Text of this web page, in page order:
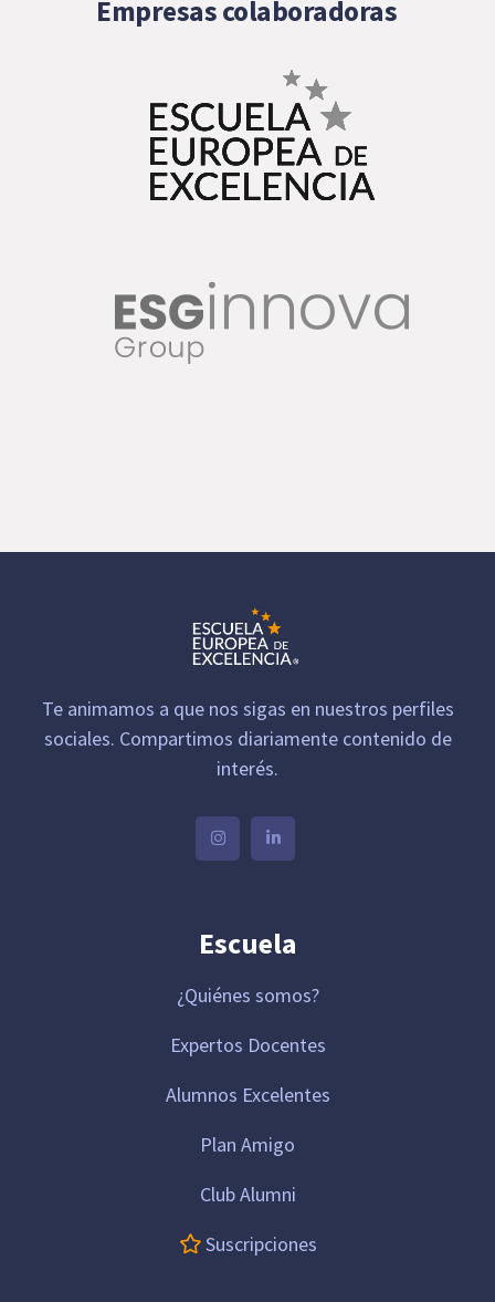
Empresas colaboradoras
Te animamos a que nos sigas en nuestros perfiles
sociales. Compartimos diariamente contenido de
interés.
Escuela
¿Quiénes somos?
Expertos Docentes
Alumnos Excelentes
Plan Amigo
Club Alumni
Suscripciones